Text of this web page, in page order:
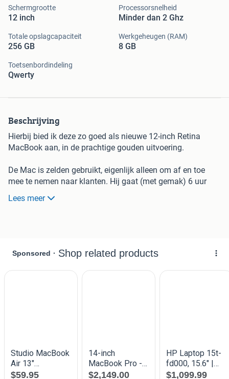
Schermgrootte
12 inch
Processorsnelheid
Minder dan 2 Ghz
Totale opslagcapaciteit
256 GB
Werkgeheugen (RAM)
8 GB
Toetsenbordindeling
Qwerty
Beschrijving
Hierbij bied ik deze zo goed als nieuwe 12-inch Retina
MacBook aan, in de prachtige gouden uitvoering.
De Mac is zelden gebruikt, eigenlijk alleen om af en toe
mee te nemen naar klanten. Hij gaat (met gemak) 6 uur
mee op een volle batterij.
zijn 12-inch en 900 gram neem je hem zo overal mee
naartoe, terwijl je wel een volwaardig besturingsysteem
met macOS hebt.
Lees meer